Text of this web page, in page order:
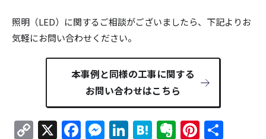
照明（LED）に関するご相談がございましたら、下記よりお
気軽にお問い合わせください。
本事例と同様の工事に関する
お問い合わせはこちら
Copy
X Facebook
Messenger
LinkedIn
Hatena
Evernote